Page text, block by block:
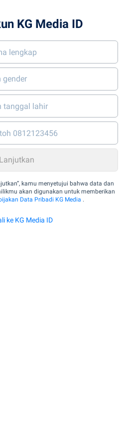
KG Media ID
kamu menyetujui bahwa data dan
akan digunakan untuk memberikan
Data Pribadi KG Media .
ke KG Media ID